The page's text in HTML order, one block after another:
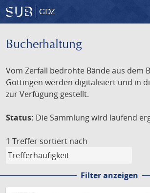
GDZ
Bucherhaltung
Vom Zerfall bedrohte Bände aus dem
Göttingen werden digitalisiert und in
zur Verfügung gestellt.
Status: Die Sammlung wird laufend
1 Treffer sortiert nach
Filter anzeigen